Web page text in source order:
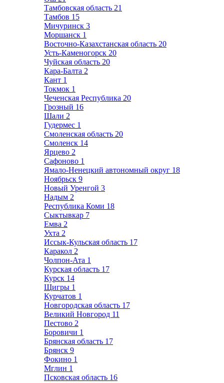
Тамбовская область 21
Тамбов 15
Мичуринск 3
Моршанск 1
Восточно-Казахстанская область 20
Усть-Каменогорск 20
Чуйская область 20
Кара-Балта 2
Кант 1
Токмок 1
Чеченская Республика 20
Грозный 16
Шали 2
Гудермес 1
Смоленская область 20
Смоленск 14
Ярцево 2
Сафоново 1
Ямало-Ненецкий автономный округ 18
Ноябрьск 9
Новый Уренгой 3
Надым 2
Республика Коми 18
Сыктывкар 7
Емва 2
Ухта 2
Иссык-Кульская область 17
Каракол 2
Чолпон-Ата 1
Курская область 17
Курск 14
Щигры 1
Курчатов 1
Новгородская область 17
Великий Новгород 11
Пестово 2
Боровичи 1
Брянская область 17
Брянск 9
Фокино 1
Мглин 1
Псковская область 16